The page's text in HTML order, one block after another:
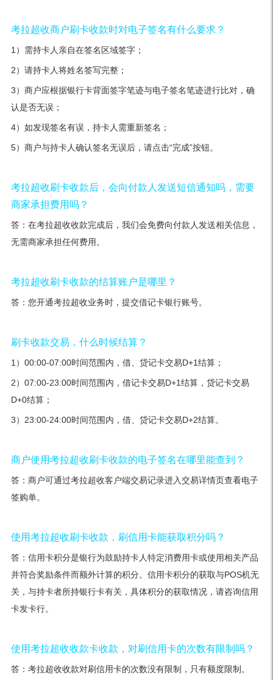
考拉超收商户刷卡收款时对电子签名有什么要求？
1）需持卡人亲自在签名区域签字；
2）请持卡人将姓名签写完整；
3）商户应根据银行卡背面签字笔迹与电子签名笔迹进行比对，确
认是否无误；
4）如发现签名有误，持卡人需重新签名；
5）商户与持卡人确认签名无误后，请点击“完成”按钮。
考拉超收刷卡收款后，会向付款人发送短信通知吗，需要
商家承担费用吗？
答：在考拉超收收款完成后，我们会免费向付款人发送相关信息，
无需商家承担任何费用。
考拉超收刷卡收款的结算账户是哪里？
答：您开通考拉超收业务时，提交借记卡银行账号。
刷卡收款交易，什么时候结算？
1）00:00-07:00时间范围内，借、贷记卡交易D+1结算；
2）07:00-23:00时间范围内，借记卡交易D+1结算，贷记卡交易
D+0结算；
3）23:00-24:00时间范围内，借、贷记卡交易D+2结算。
商户使用考拉超收刷卡收款的电子签名在哪里能查到？
答：商户可通过考拉超收客户端交易记录进入交易详情页查看电子
签购单。
使用考拉超收刷卡收款，刷信用卡能获取积分吗？
答：信用卡积分是银行为鼓励持卡人特定消费用卡或使用相关产品
并符合奖励条件而额外计算的积分。信用卡积分的获取与POS机无
关，与持卡者所持银行卡有关，具体积分的获取情况，请咨询信用
卡发卡行。
使用考拉超收收款卡收款，对刷信用卡的次数有限制吗？
答：考拉超收收款对刷信用卡的次数没有限制，只有额度限制。